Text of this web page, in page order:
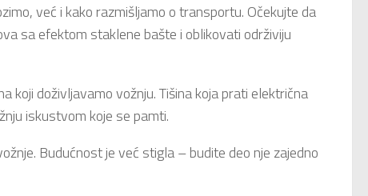
već i kako razmišljamo o transportu. Očekujte da
sa efektom staklene bašte i oblikovati održiviju
koji doživljavamo vožnju. Tišina koja prati električna
iskustvom koje se pamti.
Budućnost je već stigla – budite deo nje zajedno